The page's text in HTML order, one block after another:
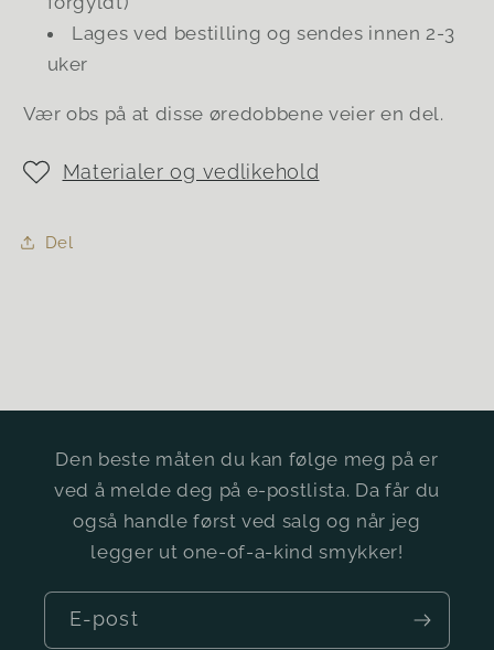
Lages ved bestilling og sendes innen 2-3
uker
Vær obs på at disse øredobbene veier en del.
Materialer og vedlikehold
Del
Den beste måten du kan følge meg på er
ved å melde deg på e-postlista. Da får du
også handle først ved salg og når jeg
legger ut one-of-a-kind smykker!
E-post